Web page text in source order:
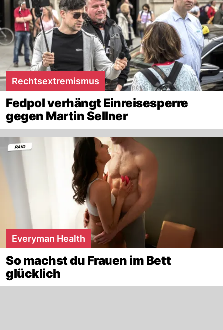
Rechtsextremismus
Fedpol verhängt Einreisesperre
gegen Martin Sellner
Everyman Health
So machst du Frauen im Bett
glücklich